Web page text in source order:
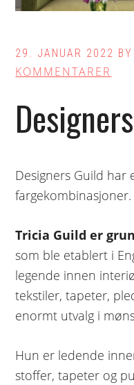
29. JANUAR 2022 BY
KOMMENTARER
Designers Guild har
fargekombinasjoner.
Tricia Guild er
som ble etablert i
legende innen
tekstiler, tapeter,
enormt utvalg i
Hun er ledende
stoffer, tapeter og